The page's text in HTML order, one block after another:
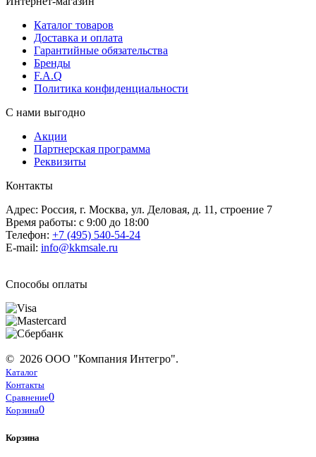
Каталог товаров
Доставка и оплата
Гарантийные обязательства
Бренды
F.A.Q
Политика конфиденциальности
С нами выгодно
Акции
Партнерская программа
Реквизиты
Контакты
Адрес: Россия, г. Москва, ул. Деловая, д. 11, строение 7
Время работы: с 9:00 до 18:00
Телефон: +7 (495) 540-54-24
E-mail: info@kkmsale.ru
Способы оплаты
© 2026 ООО "Компания Интегро".
Каталог
Контакты
Сравнение0
Корзина0
Корзина